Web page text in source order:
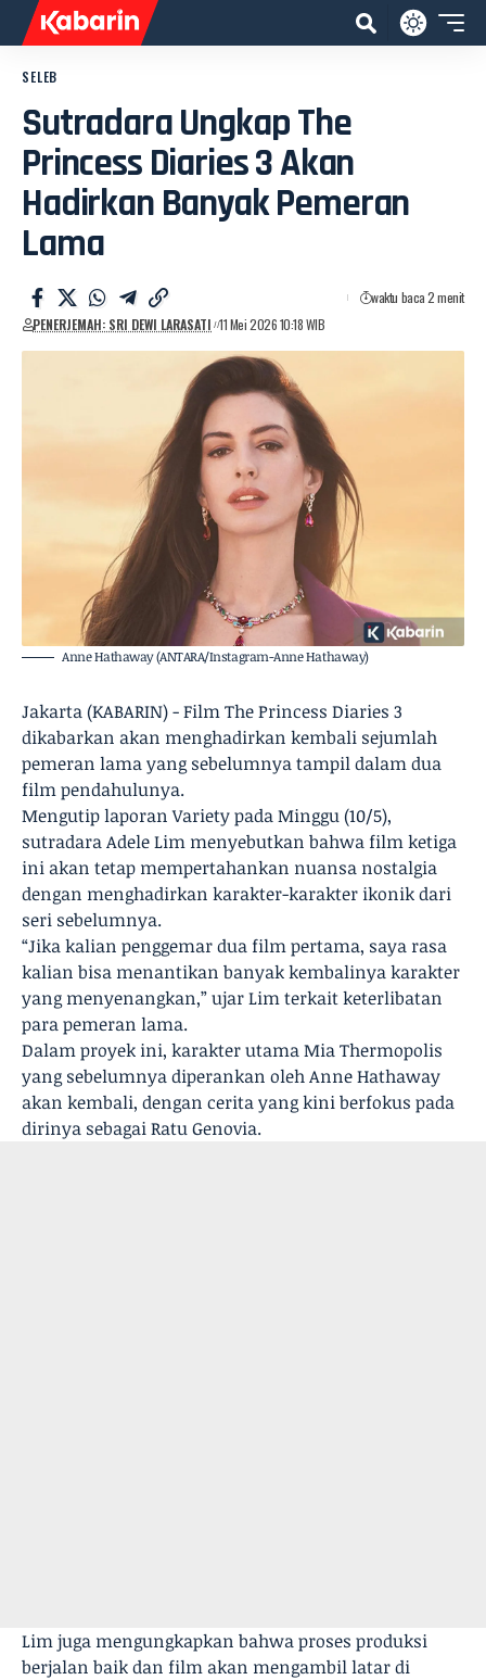
SELEB
Sutradara Ungkap The
Princess Diaries 3 Akan
Hadirkan Banyak Pemeran
Lama
PENERJEMAH: SRI DEWI LARASATI 11 Mei 2026 10:18 WIB
waktu baca 2 menit
Anne Hathaway (ANTARA/Instagram-Anne Hathaway)
Jakarta (KABARIN) - Film The Princess Diaries 3
dikabarkan akan menghadirkan kembali sejumlah
pemeran lama yang sebelumnya tampil dalam dua
film pendahulunya.
Mengutip laporan Variety pada Minggu (10/5),
sutradara Adele Lim menyebutkan bahwa film ketiga
ini akan tetap mempertahankan nuansa nostalgia
dengan menghadirkan karakter-karakter ikonik dari
seri sebelumnya.
“Jika kalian penggemar dua film pertama, saya rasa
kalian bisa menantikan banyak kembalinya karakter
yang menyenangkan,” ujar Lim terkait keterlibatan
para pemeran lama.
Dalam proyek ini, karakter utama Mia Thermopolis
yang sebelumnya diperankan oleh Anne Hathaway
akan kembali, dengan cerita yang kini berfokus pada
dirinya sebagai Ratu Genovia.
Lim juga mengungkapkan bahwa proses produksi
berjalan baik dan film akan mengambil latar di